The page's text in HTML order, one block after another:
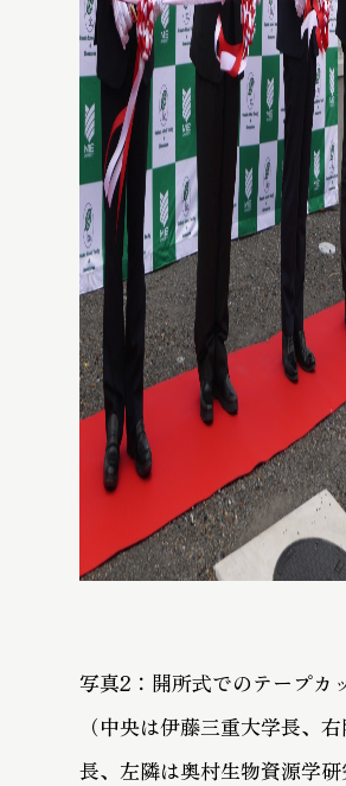
写真2：開所式でのテープカ
（中央は伊藤三重大学長、
長、左隣は奥村生物資源学研